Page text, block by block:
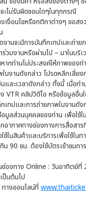
ะไม่รับผิดชอบใดๆในทุกกรณี
เงื่อนไขหรือกติกาต่างๆ ขอสง
งานจะมีการบันทึกเทปและถ่า
วมงานหรือผ่านไป – มาในบริ
ากท่านไม่ประสงค์ให้ภาพของท่
ในงานดังกล่าว โปรดหลีกเลี่ย
และเวลาดังกล่าว ทั้งนี้ เมื่อท่
VTR คลิปวิดีโอ หรือข้อมูลอื่น
เทปและการถ่ายภาพในงานดัง
มูลส่วนบุคคลของท่าน เพื่อใช้
อากาศทางช่องทางการสื่อสา
ช้ในสินค้าและบริการเพื่อใช้ใน
น 90 ซม. ต้องใช้บัตรเข้าชมก
ช่องทาง Online : วันอาทิตย์
ป็นต้นไป
างออนไลน์ที่